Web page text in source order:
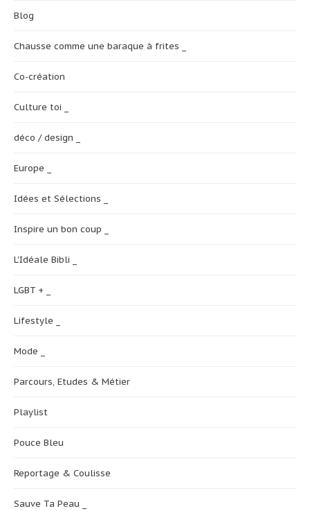
Blog
Chausse comme une baraque à frites _
Co-création
Culture toi _
déco / design _
Europe _
Idées et Sélections _
Inspire un bon coup _
L'Idéale Bibli _
LGBT + _
Lifestyle _
Mode _
Parcours, Etudes & Métier
Playlist
Pouce Bleu
Reportage & Coulisse
Sauve Ta Peau _